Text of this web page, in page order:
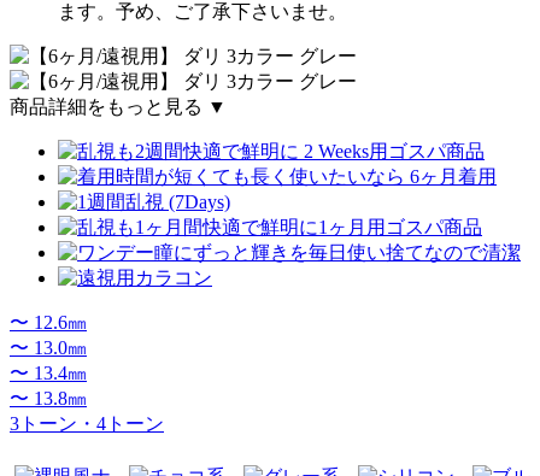
ます。予め、ご了承下さいませ。
商品詳細をもっと見る ▼
〜 12.6㎜
〜 13.0㎜
〜 13.4㎜
〜 13.8㎜
3トーン・4トーン